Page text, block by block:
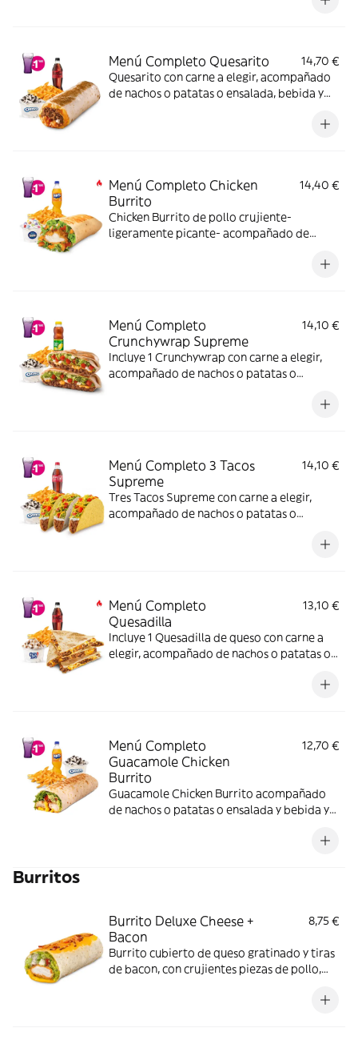
Menú Completo Quesarito
14,70 €
Quesarito con carne a elegir, acompañado
de nachos o patatas o ensalada, bebida y
Menú Completo Chicken
Burrito
14,40 €
Chicken Burrito de pollo crujiente-
ligeramente picante- acompañado de
Menú Completo
Crunchywrap Supreme
14,10 €
Incluye 1 Crunchywrap con carne a elegir,
acompañado de nachos o patatas o
Menú Completo 3 Tacos
Supreme
14,10 €
Tres Tacos Supreme con carne a elegir,
acompañado de nachos o patatas o
Menú Completo
Quesadilla
13,10 €
Incluye 1 Quesadilla de queso con carne a
elegir, acompañado de nachos o patatas o
ligeramente picante. (La imagen muestra
Menú Completo
Guacamole Chicken
Burrito
12,70 €
Guacamole Chicken Burrito acompañado
de nachos o patatas o ensalada y bebida y
Burritos
Burrito Deluxe Cheese +
Bacon
8,75 €
Burrito cubierto de queso gratinado y tiras
de bacon, con crujientes piezas de pollo,